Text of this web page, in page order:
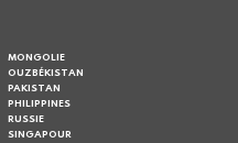
MONGOLIE
OUZBÉKISTAN
PAKISTAN
PHILIPPINES
RUSSIE
SINGAPOUR